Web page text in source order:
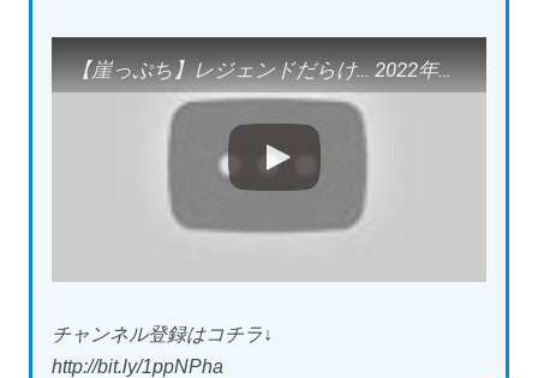
【崖っぷち】レジェンドだらけ… 2022年オフに戦力外が予想されている選手【プロ野球】
チャンネル登録はコチラ↓
http://bit.ly/1ppNPha